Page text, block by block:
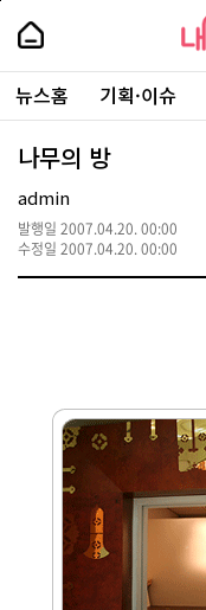
본
로
가
내
손
안
에
서
울
-
서
울
시
대
표
소
내
손
에
울
주
요
서
뉴스홈 기획·이슈
나무의 방
admin
발행일 2007.04.20. 00:00
수정일 2007.04.20. 00:00
페
상
단
로